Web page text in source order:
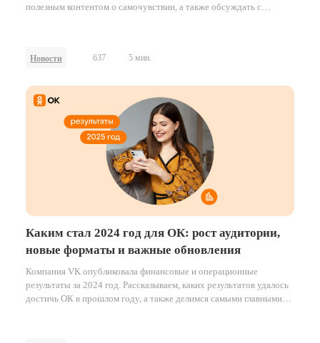
полезным контентом о самочувствии, а также обсуждать с
суставов, артериальное давление, боли в спине.
Новости 637 5 мин.
Каким стал 2024 год для ОК: рост аудитории,
новые форматы и важные обновления
Компания VK опубликовала финансовые и операционные
результаты за 2024 год. Рассказываем, каких результатов удалось
достичь ОК в прошлом году, а также делимся самыми главными